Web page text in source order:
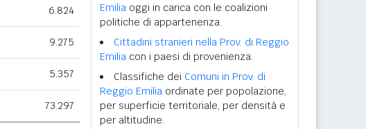
6.824
9.275
5.357
73.297
Emilia oggi in carica con le coalizioni
politiche di appartenenza.
Cittadini stranieri nella Prov. di Reggio
Emilia con i paesi di provenienza.
Classifiche dei Comuni in Prov. di
Reggio Emilia ordinate per popolazione,
per superficie territoriale, per densità e
per altitudine.